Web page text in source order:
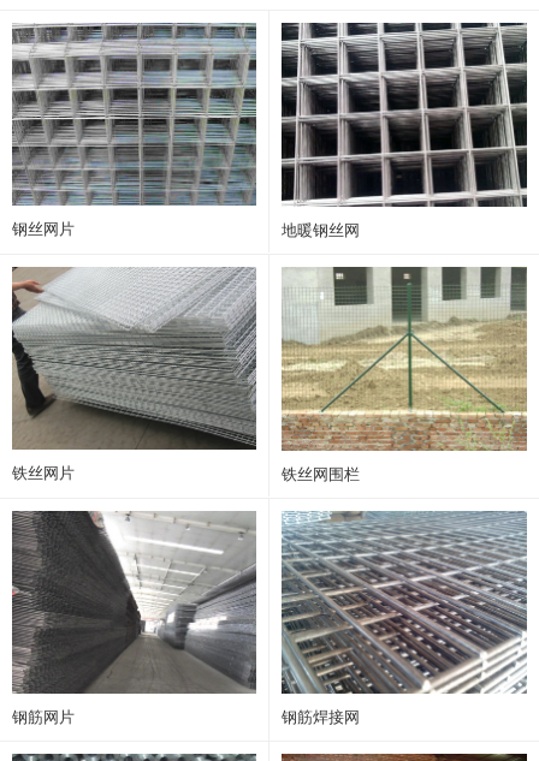
钢丝网片 地暖钢丝网
铁丝网片 铁丝网围栏
钢筋网片 钢筋焊接网